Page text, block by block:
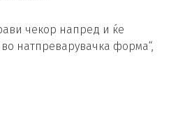
чекор напред и ќе
натпреварувачка форма“,